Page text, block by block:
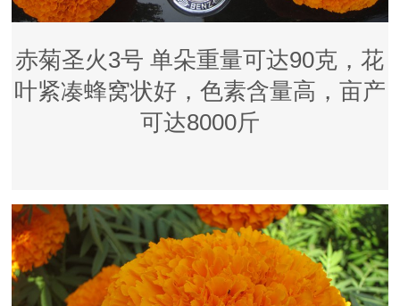
赤菊圣火3号 单朵重量可达90克，花
叶紧凑蜂窝状好，色素含量高，亩产
可达8000斤